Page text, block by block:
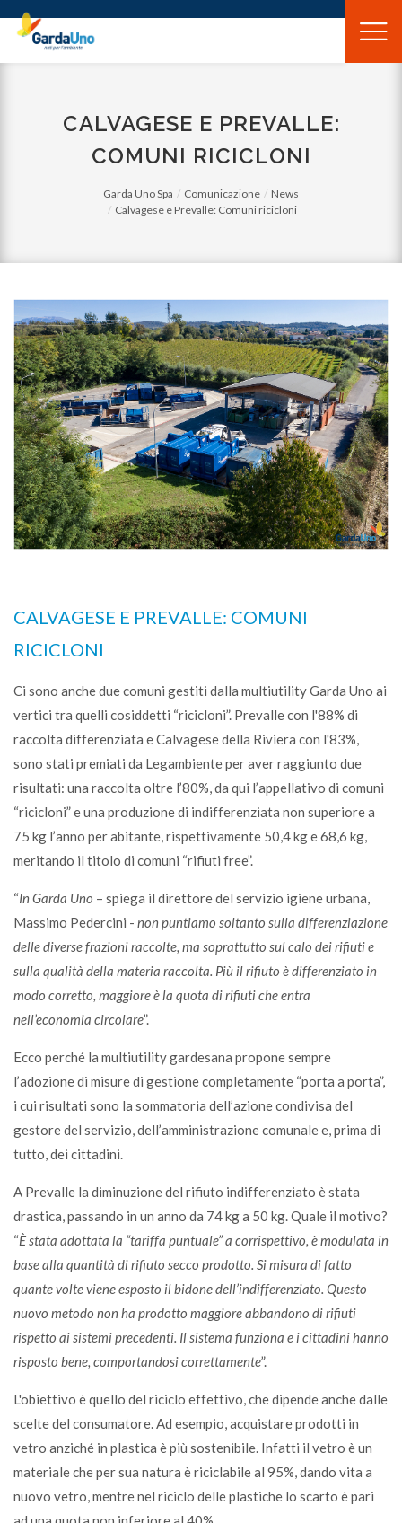
Gardauno
Spa
CALVAGESE E PREVALLE:
COMUNI RICICLONI
Garda Uno Spa Comunicazione
News
Calvagese e Prevalle: Comuni ricicloni
CALVAGESE E PREVALLE: COMUNI
RICICLONI
Ci sono anche due comuni gestiti dalla multiutility Garda Uno ai
vertici tra quelli cosiddetti “ricicloni”. Prevalle con l'88% di
raccolta differenziata e Calvagese della Riviera con l'83%,
sono stati premiati da Legambiente per aver raggiunto due
risultati: una raccolta oltre l’80%, da qui l’appellativo di comuni
“ricicloni” e una produzione di indifferenziata non superiore a
75 kg l’anno per abitante, rispettivamente 50,4 kg e 68,6 kg,
meritando il titolo di comuni “rifiuti free”.
“In Garda Uno – spiega il direttore del servizio igiene urbana,
Massimo Pedercini - non puntiamo soltanto sulla differenziazione
delle diverse frazioni raccolte, ma soprattutto sul calo dei rifiuti e
sulla qualità della materia raccolta. Più il rifiuto è differenziato in
modo corretto, maggiore è la quota di rifiuti che entra
nell’economia circolare”.
Ecco perché la multiutility gardesana propone sempre
l’adozione di misure di gestione completamente “porta a porta”,
i cui risultati sono la sommatoria dell’azione condivisa del
gestore del servizio, dell’amministrazione comunale e, prima di
tutto, dei cittadini.
A Prevalle la diminuzione del rifiuto indifferenziato è stata
drastica, passando in un anno da 74 kg a 50 kg. Quale il motivo?
“È stata adottata la “tariffa puntuale” a corrispettivo, è modulata in
base alla quantità di rifiuto secco prodotto. Si misura di fatto
quante volte viene esposto il bidone dell’indifferenziato. Questo
nuovo metodo non ha prodotto maggiore abbandono di rifiuti
rispetto ai sistemi precedenti. Il sistema funziona e i cittadini hanno
risposto bene, comportandosi correttamente”.
L'obiettivo è quello del riciclo effettivo, che dipende anche dalle
scelte del consumatore. Ad esempio, acquistare prodotti in
vetro anziché in plastica è più sostenibile. Infatti il vetro è un
materiale che per sua natura è riciclabile al 95%, dando vita a
nuovo vetro, mentre nel riciclo delle plastiche lo scarto è pari